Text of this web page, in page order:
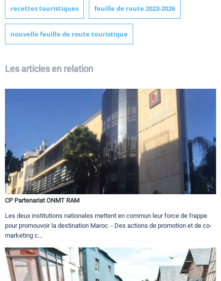
recettes touristiques feuille de route 2023-2026
nouvelle feuille de route touristique
Les articles en relation
CP Partenariat ONMT RAM
Les deux institutions nationales mettent en commun leur force de frappe
pour promouvoir la destination Maroc. - Des actions de promotion et de co-
marketing c...